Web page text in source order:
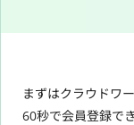
まずはクラウドワ
60秒で会員登録で